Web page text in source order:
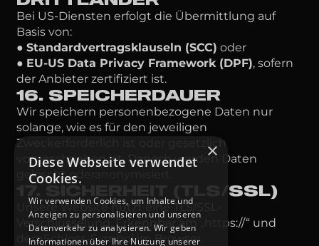
Bei US-Diensten erfolgt die Übermittlung auf
Basis von:
● Standardvertragsklauseln (SCC) oder
● EU-US Data Privacy Framework (DPF), sofern
der Anbieter zertifiziert ist.
16. SPEICHERDAUER
Wir speichern personenbezogene Daten nur
solange, wie es für den jeweiligen
Zweckerforderlich ist oder gesetzlich
vorgeschrieben ist. Danach werden Daten
gelöscht oderanonymisiert.
17. SICHERHEIT (TLS/SSL)
Unsere Website nutzt eine TLS/SSL-
Verschlüsselung. Erkennbar am „https://“ und
demSchloss-Symbol im Browser.
×
Diese Webseite verwendet
Cookies.
Wir verwenden Cookies, um Inhalte und
Anzeigen zu personalisieren und unseren
Datenverkehr zu analysieren. Wir geben
Informationen über Ihre Nutzung unserer